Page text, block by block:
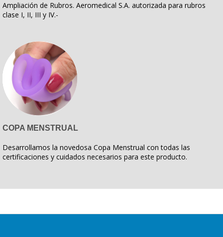
Ampliación de Rubros. Aeromedical S.A. autorizada para rubros
clase I, II, III y IV.-
COPA MENSTRUAL
Desarrollamos la novedosa Copa Menstrual con todas las
certificaciones y cuidados necesarios para este producto.